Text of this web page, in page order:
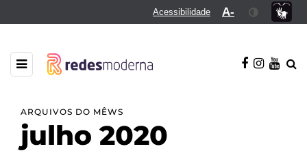
Acessibilidade A-
ARQUIVOS DO MÊWS
julho 2020